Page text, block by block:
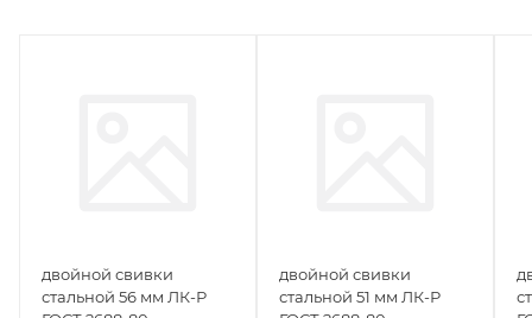
двойной свивки
стальной 56 мм ЛК-Р
двойной свивки
стальной 51 мм ЛК-Р